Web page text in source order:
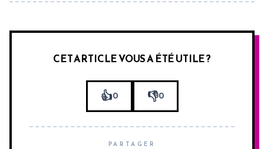
CET ARTICLE VOUS A ÉTÉ UTILE ?
👍0 👎0
PARTAGER